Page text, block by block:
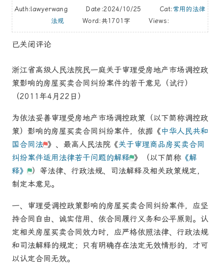
Auth:lawyerwang Date:2024/10/25 Cat: 常用的法律
法规 Word: 共1701字 Views:
已关闭评论
浙江省高级人民法院民一庭关于审理受房地产市场调控政
策影响的房屋买卖合同纠纷案件的若干意见（试行）
（2011年4月22日）
为依法妥善审理受房地产市场调控政策（以下简称调控政
策）影响的房屋买卖合同纠纷案件，依据《中华人民共和
国合同法 》、最高人民法院《关于审理商品房买卖合同
纠纷案件适用法律若干问题的解释 》（以下简称 《解
释》
）等法律、行政法规、司法解释及相关政策规定，
制定本意见。
一、 审理受调控政策影响的房屋买卖合同纠纷案件，应坚
持合同自由、诚实信用、依合同履行义务和公平原则。认
定相关房屋买卖合同效力时，应严格依照法律、行政法规
和司法解释的规定；只有明确存在法定无效情形的，才可
以认定合同无效。